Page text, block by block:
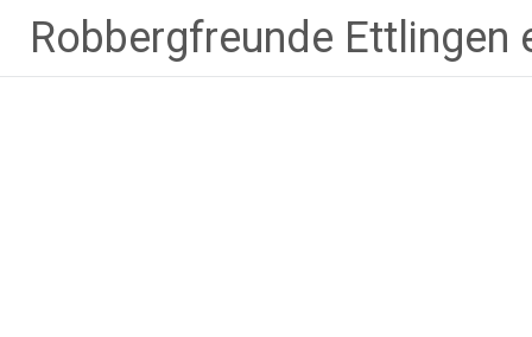
Robbergfreunde Ettlingen